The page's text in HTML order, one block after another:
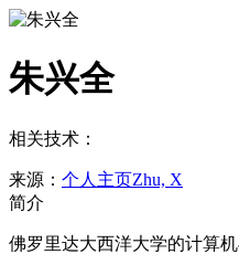
朱兴全
相关技术：
来源： 个人主页Zhu, X
简介
佛罗里达大西洋大学的计算